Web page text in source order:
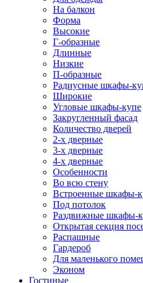
На балкон
Форма
Высокие
Г-образные
Длинные
Низкие
П-образные
Радиусные шкафы-
Широкие
Угловые шкафы-купе
Закругленный фасад
Количество дверей
2-х дверные
3-х дверные
4-х дверные
Особенности
Во всю стену
Встроенные шкафы-
Под потолок
Раздвижные шкафы-
Открытая секция
Распашные
Гардероб
Для маленького
Эконом
Гостиные